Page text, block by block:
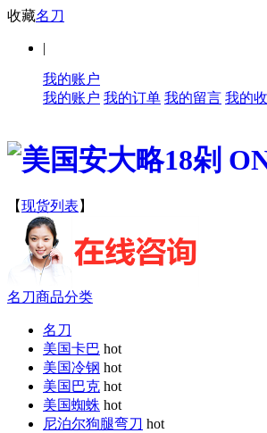
收藏名刀
|
我的账户
我的账户 我的订单 我的留言 我的
【现货列表 】
名刀商品分类
名刀
美国卡巴 hot
美国冷钢 hot
美国巴克 hot
美国蜘蛛 hot
尼泊尔狗腿弯刀 hot